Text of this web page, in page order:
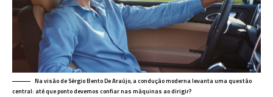
Na visão de Sérgio Bento De Araújo, a condução moderna levanta uma questão
central: até que ponto devemos confiar nas máquinas ao dirigir?